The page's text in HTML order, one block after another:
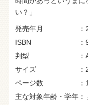
い？」
発売年月
ISBN
判型
サイズ
ページ数
主な対象年齢・学年